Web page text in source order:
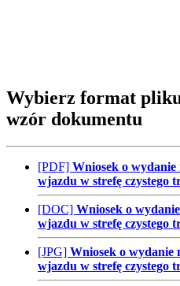
Wybierz format
wzór dokumentu
[PDF] Wniosek o
wjazdu w strefę czystego
[DOC] Wniosek o
wjazdu w strefę czystego
[JPG] Wniosek o wydanie
wjazdu w strefę czystego